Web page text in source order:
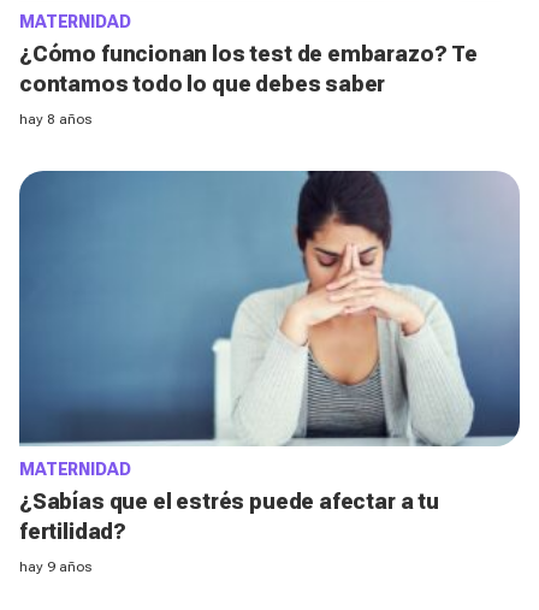
MATERNIDAD
¿Cómo funcionan los test de embarazo? Te
contamos todo lo que debes saber
hay 8 años
MATERNIDAD
¿Sabías que el estrés puede afectar a tu
fertilidad?
hay 9 años